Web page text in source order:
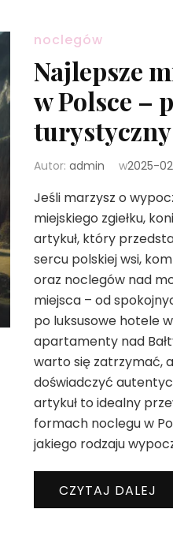
noclegów
Najlepsze
w Polsce –
turystyczny
Autor: admin w2025-
Jeśli marzysz o
miejskiego zgiełku,
artykuł, który
sercu polskiej wsi,
oraz noclegów nad
miejsca – od
po luksusowe hotele
apartamenty nad
warto się zatrzymać,
doświadczyć
artykuł to idealny
formach noclegu w
jakiego rodzaju
CZYTAJ DALEJ